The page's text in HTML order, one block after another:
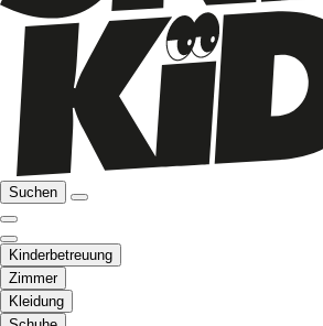
Suchen
Kinderbetreuung
Zimmer
Kleidung